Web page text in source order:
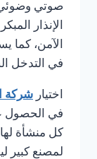
صوتي وضوئي
الإنذار
الآمن، كما
في التدخل
اختيار شركة
في الحصول
كل منشأة
لمصنع كبير